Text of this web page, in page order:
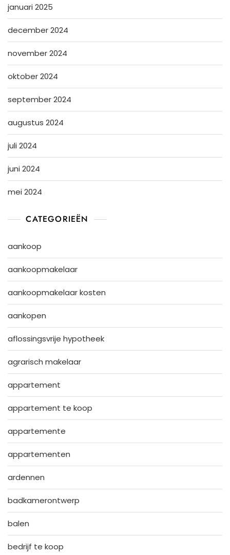
januari 2025
december 2024
november 2024
oktober 2024
september 2024
augustus 2024
juli 2024
juni 2024
mei 2024
CATEGORIEËN
aankoop
aankoopmakelaar
aankoopmakelaar kosten
aankopen
aflossingsvrije hypotheek
agrarisch makelaar
appartement
appartement te koop
appartemente
appartementen
ardennen
badkamerontwerp
balen
bedrijf te koop